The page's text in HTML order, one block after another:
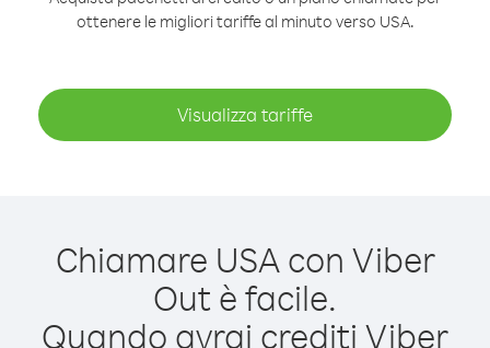
ottenere le migliori tariffe al minuto verso USA.
Visualizza tariffe
Chiamare USA con Viber
Out è facile.
Quando avrai crediti Viber